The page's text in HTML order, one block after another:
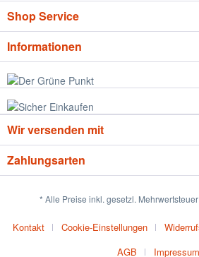
Shop Service
Informationen
Wir versenden mit
Zahlungsarten
* Alle Preise inkl. gesetzl.
Kontakt Cookie-Einstellungen
AGB
Impressum